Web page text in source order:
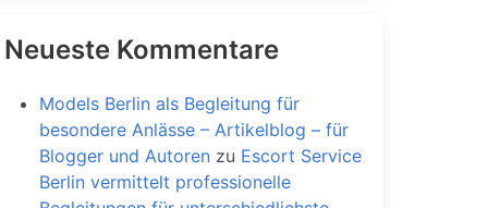
Neueste Kommentare
Models Berlin als Begleitung für
besondere Anlässe – Artikelblog – für
Blogger und Autorenzu Escort Service
Berlin vermittelt professionelle